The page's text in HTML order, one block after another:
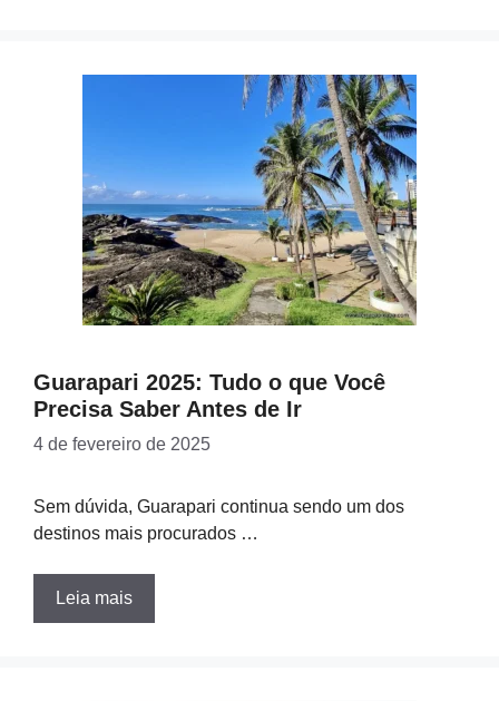
Guarapari 2025: Tudo o que Você
Precisa Saber Antes de Ir
4 de fevereiro de 2025
Sem dúvida, Guarapari continua sendo um dos
destinos mais procurados …
Leia mais